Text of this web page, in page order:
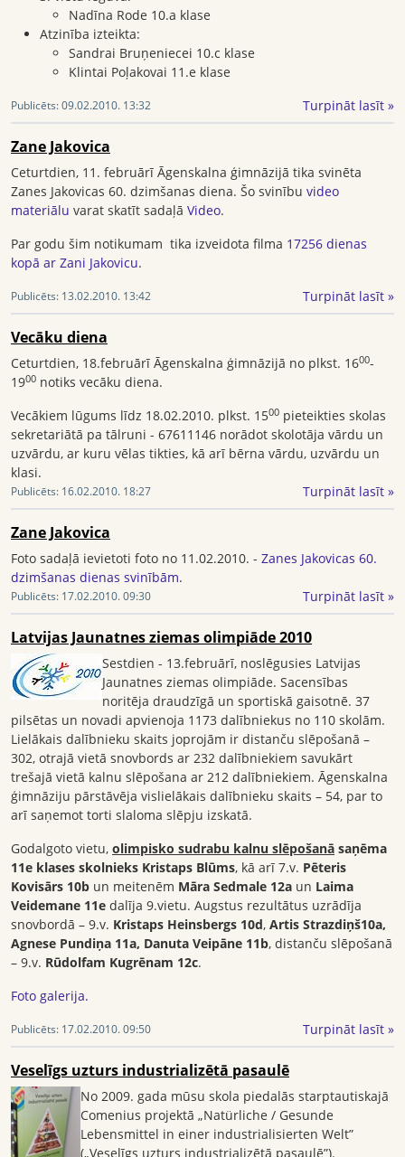
Nadīna Rode 10.a klase
Atzinība izteikta:
Sandrai Bruņeniecei 10.c klase
Klintai Poļakovai 11.e klase
Publicēts:09.02.2010. 13:32 Turpināt lasīt »
Zane Jakovica
Ceturtdien, 11. februārī Āgenskalna ģimnāzijā tika svinēta
Zanes Jakovicas 60. dzimšanas diena. Šo svinību video
materiālu varat skatīt sadaļā Video.
Par godu šim notikumam tika izveidota filma 17256 dienas
kopā ar Zani Jakovicu.
Publicēts: 13.02.2010. 13:42 Turpināt lasīt »
Vecāku diena
Ceturtdien, 18.februārī Āgenskalna ģimnāzijā no plkst. 1600-
1900 notiks vecāku diena.
Vecākiem lūgums līdz 18.02.2010. plkst. 1500 pieteikties skolas
sekretariātā pa tālruni - 67611146 norādot skolotāja vārdu un
uzvārdu, ar kuru vēlas tikties, kā arī bērna vārdu, uzvārdu un
klasi.
Publicēts: 16.02.2010. 18:27 Turpināt lasīt »
Zane Jakovica
Foto sadaļā ievietoti foto no 11.02.2010. - Zanes Jakovicas 60.
dzimšanas dienas svinībām.
Publicēts: 17.02.2010. 09:30 Turpināt lasīt »
Latvijas Jaunatnes ziemas olimpiāde 2010
Sestdien - 13.februārī, noslēgusies Latvijas
Jaunatnes ziemas olimpiāde. Sacensības
noritēja draudzīgā un sportiskā gaisotnē. 37
pilsētas un novadi apvienoja 1173 dalībniekus no 110 skolām.
Lielākais dalībnieku skaits joprojām ir distanču slēpošanā –
302, otrajā vietā snovbords ar 232 dalībniekiem savukārt
trešajā vietā kalnu slēpošana ar 212 dalībniekiem. Āgenskalna
ģimnāziju pārstāvēja vislielākais dalībnieku skaits – 54, par to
arī saņemot torti slaloma slēpju izskatā.
Godalgoto vietu, olimpisko sudrabu kalnu slēpošanā saņēma
11e klases skolnieks Kristaps Blūms, kā arī 7.v. Pēteris
Kovisārs 10b un meitenēm Māra Sedmale 12a un Laima
Veidemane 11e dalīja 9.vietu. Augstus rezultātus uzrādīja
snovbordā – 9.v. Kristaps Heinsbergs 10d, Artis Strazdiņš10a,
Agnese Pundiņa 11a, Danuta Veipāne 11b, distanču slēpošanā
– 9.v. Rūdolfam Kugrēnam 12c.
Foto galerija.
Publicēts: 17.02.2010. 09:50 Turpināt lasīt »
Veselīgs uzturs industrializētā pasaulē
No 2009. gada mūsu skola piedalās starptautiskajā
Comenius projektā „Natürliche / Gesunde
Lebensmittel in einer industrialisierten Welt”
(„Veselīgs uzturs industrializētā pasaulē”).